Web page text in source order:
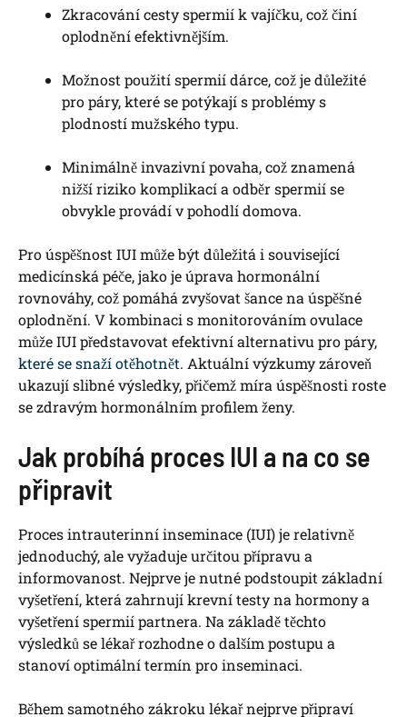
Zkracování cesty spermií k vajíčku, což ‍činí
oplodnění​ efektivnějším.
Možnost použití​ spermií dárce, což je​ důležité
pro páry, které se potýkají s problémy s
plodností mužského typu.
Minimálně ‍invazivní povaha, což znamená
nižší ⁤riziko ‍komplikací​ a odběr spermií se
obvykle provádí v pohodlí domova.
Pro⁢ úspěšnost ⁢IUI⁢ může být důležitá i​ související
medicínská⁣ péče, jako je úprava hormonální
‌rovnováhy, což pomáhá zvyšovat šance na úspěšné
oplodnění. V kombinaci s monitorováním ovulace
může⁢ IUI představovat efektivní alternativu pro páry,
které se snaží otěhotnět. Aktuální výzkumy zároveň
ukazují slibné výsledky, ‌přičemž míra úspěšnosti roste
se zdravým ⁢hormonálním ⁢profilem ženy.
Jak probíhá proces IUI a na co ‌se
připravit
Proces ⁢intrauterinní inseminace⁤ (IUI) je relativně
⁣jednoduchý,⁢ ale vyžaduje určitou přípravu a
informovanost. Nejprve je nutné podstoupit základní
vyšetření, která zahrnují krevní testy na ‌hormony a‌
vyšetření spermií partnera. Na‍ základě těchto
výsledků ‌se lékař rozhodne o dalším ⁢postupu a
stanoví ‌optimální termín pro ⁤inseminaci.
Během samotného zákroku lékař nejprve⁤ připraví⁢